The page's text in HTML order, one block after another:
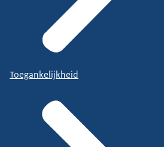
Toegankelijkheid